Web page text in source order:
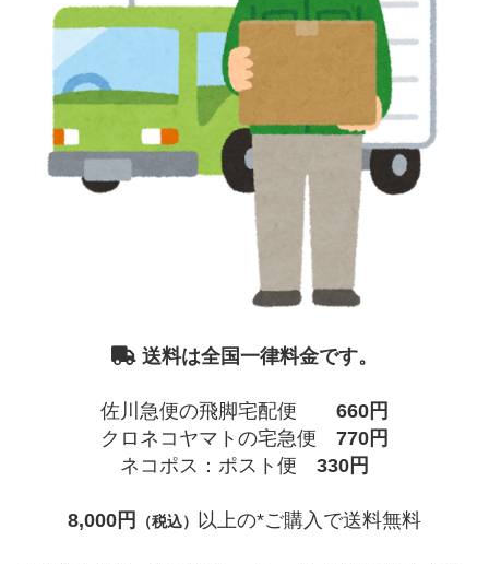
送料は全国一律料金です。
佐川急便の飛脚宅配便 660円
クロネコヤマトの宅急便 770円
ネコポス：ポスト便 330円
8,000円 （税込） 以上の*ご購入で送料無料